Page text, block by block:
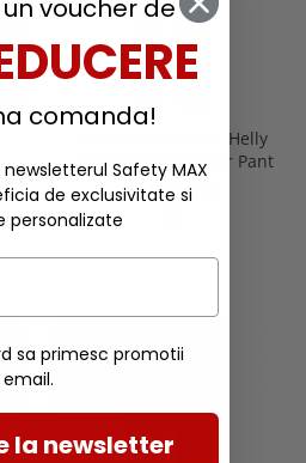
Pantaloni de lucru Helly
Hansen Manchester Pant
347,00 RON
voucher de
comanda!
Safety MAX
de exclusivitate si
personalizate
sa primesc promotii
la newsletter